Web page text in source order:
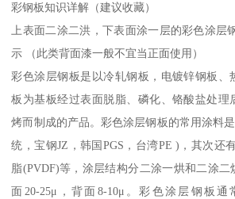
彩钢板知识详解（建议收藏）
上表面二涂二洪，下表面涂一层的彩色涂层
示 （此类背面漆一般不宜当正面使用）
彩色涂层钢板是以冷轧钢板，电镀锌钢板、
板为基板经过表面脱脂、磷化、铬酸盐处理
烤而制成的产品。彩色涂层钢板的常用涂料
统，宝钢JZ，韩国PGS，台湾PE )，其次还
脂(PVDF)等，涂层结构分二涂一烘和二涂
面20-25μ，背面8-10μ。彩色涂层钢板